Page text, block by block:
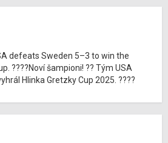
defeats Sweden 5–3 to win the
????Noví šampioni! ?? Tým USA
Hlinka Gretzky Cup 2025. ????